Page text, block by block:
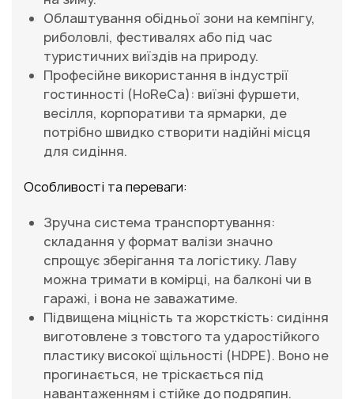
Облаштування обідньої зони на кемпінгу,
риболовлі, фестивалях або під час
туристичних виїздів на природу.
Професійне використання в індустрії
гостинності (HoReCa): виїзні фуршети,
весілля, корпоративи та ярмарки, де
потрібно швидко створити надійні місця
для сидіння.
Особливості та переваги:
Зручна система транспортування:
складання у формат валізи значно
спрощує зберігання та логістику. Лаву
можна тримати в комірці, на балконі чи в
гаражі, і вона не заважатиме.
Підвищена міцність та жорсткість: сидіння
виготовлене з товстого та ударостійкого
пластику високої щільності (HDPE). Воно не
прогинається, не тріскається під
навантаженням і стійке до подряпин.